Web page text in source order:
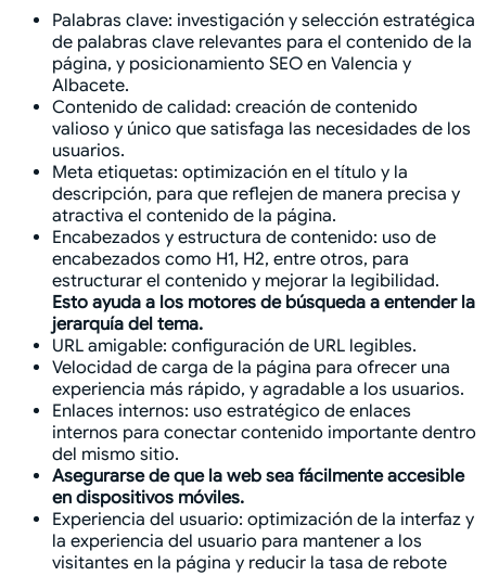
Palabras clave: investigación y selección estratégica
de palabras clave relevantes para el contenido de la
página, y posicionamiento SEO en Valencia y
Albacete.
Contenido de calidad: creación de contenido
valioso y único que satisfaga las necesidades de los
usuarios.
Meta etiquetas: optimización en el título y la
descripción, para que reflejen de manera precisa y
atractiva el contenido de la página.
Encabezados y estructura de contenido: uso de
encabezados como H1, H2, entre otros, para
estructurar el contenido y mejorar la legibilidad.
Esto ayuda a los motores de búsqueda a entender la
jerarquía del tema.
URL amigable: configuración de URL legibles.
Velocidad de carga de la página para ofrecer una
experiencia más rápido, y agradable a los usuarios.
Enlaces internos: uso estratégico de enlaces
internos para conectar contenido importante dentro
del mismo sitio.
Asegurarse de que la web sea fácilmente accesible
en dispositivos móviles.
Experiencia del usuario: optimización de la interfaz y
la experiencia del usuario para mantener a los
visitantes en la página y reducir la tasa de rebote